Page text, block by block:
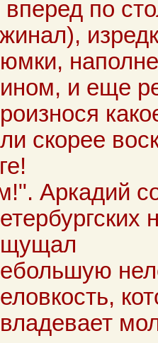
вперед по
и еще
скорее
Аркадий